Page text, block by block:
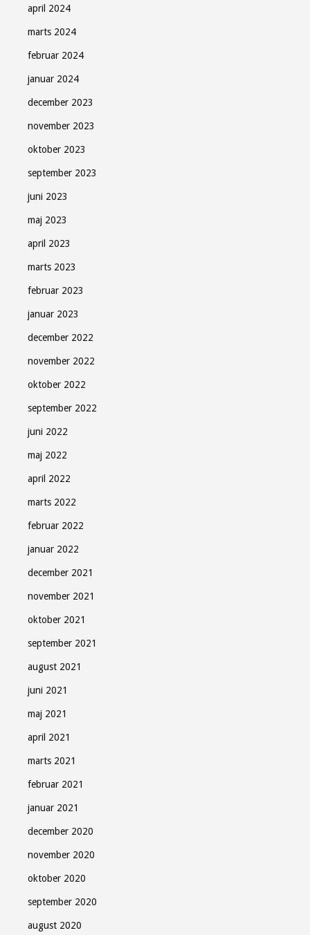
april 2024
marts 2024
februar 2024
januar 2024
december 2023
november 2023
oktober 2023
september 2023
juni 2023
maj 2023
april 2023
marts 2023
februar 2023
januar 2023
december 2022
november 2022
oktober 2022
september 2022
juni 2022
maj 2022
april 2022
marts 2022
februar 2022
januar 2022
december 2021
november 2021
oktober 2021
september 2021
august 2021
juni 2021
maj 2021
april 2021
marts 2021
februar 2021
januar 2021
december 2020
november 2020
oktober 2020
september 2020
august 2020